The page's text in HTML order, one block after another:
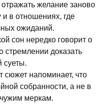
желание заново
и в отношениях, где
ожиданий.
сон нередко говорит о
стремлении доказать
суеты.
сюжет напоминает, что
собранности, а не в
чужим меркам.